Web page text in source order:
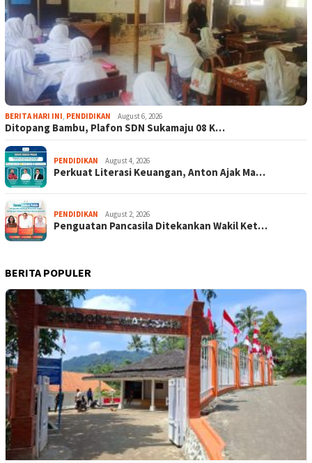
BERITA HARI INI, PENDIDIKAN August 6, 2026
Ditopang Bambu, Plafon SDN Sukamaju 08 K…
PENDIDIKAN August 4, 2026
Perkuat Literasi Keuangan, Anton Ajak Ma…
PENDIDIKAN August 2, 2026
Penguatan Pancasila Ditekankan Wakil Ket…
BERITA POPULER